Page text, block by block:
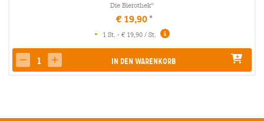
Die Bierothek®
€ 19,90
-
1 St. - € 19,90 / St.
decrease quantity
increase quantityIn den Warenkorb